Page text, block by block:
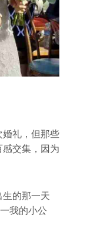
礼，但那些
交集，因为
的那一天
我的小公